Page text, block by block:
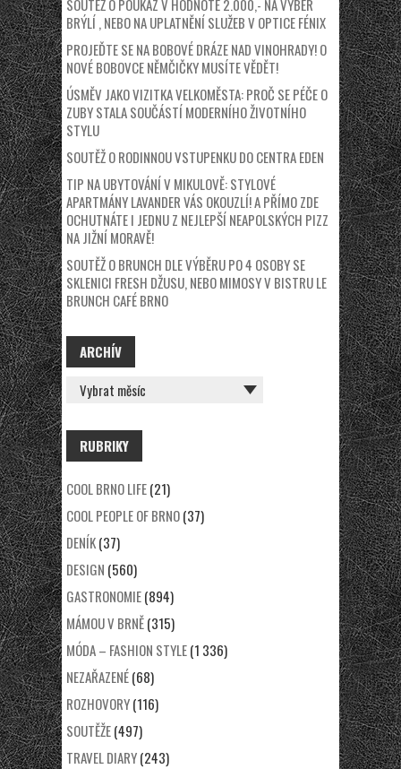
SOUTĚŽ O POUKAZ V HODNOTĚ 2.000,- NA VÝBĚR
BRÝLÍ , NEBO NA UPLATNĚNÍ SLUŽEB V OPTICE FÉNIX
PROJEĎTE SE NA BOBOVÉ DRÁZE NAD VINOHRADY! O
NOVÉ BOBOVCE NĚMČIČKY MUSÍTE VĚDĚT!
ÚSMĚV JAKO VIZITKA VELKOMĚSTA: PROČ SE PÉČE O
ZUBY STALA SOUČÁSTÍ MODERNÍHO ŽIVOTNÍHO
STYLU
SOUTĚŽ O RODINNOU VSTUPENKU DO CENTRA EDEN
TIP NA UBYTOVÁNÍ V MIKULOVĚ: STYLOVÉ
APARTMÁNY LAVANDER VÁS OKOUZLÍ! A PŘÍMO ZDE
OCHUTNÁTE I JEDNU Z NEJLEPŠÍ NEAPOLSKÝCH PIZZ
NA JIŽNÍ MORAVĚ!
SOUTĚŽ O BRUNCH DLE VÝBĚRU PO 4 OSOBY SE
SKLENICI FRESH DŽUSU, NEBO MIMOSY V BISTRU LE
BRUNCH CAFÉ BRNO
ARCHÍV
ARCHÍV
RUBRIKY
COOL BRNO LIFE(21)
COOL PEOPLE OF BRNO(37)
DENÍK(37)
DESIGN (560)
GASTRONOMIE(894)
MÁMOU V BRNĚ(315)
MÓDA – FASHION STYLE(1 336)
NEZAŘAZENÉ(68)
ROZHOVORY(116)
SOUTĚŽE(497)
TRAVEL DIARY(243)